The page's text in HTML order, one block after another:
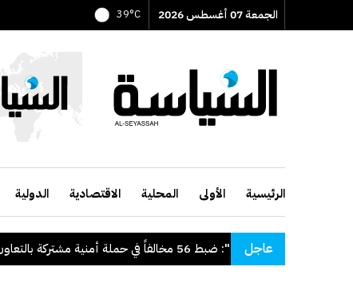
الجمعة 07 أغسطس 2026 39°C
الرئيسية الأولى المحلية الاقتصادية الدولية
عاجل
"الداخلية": ضبط 56 مخالفاً في حملة أمنية مشتركة بالتعاون مع "القوى العاملة"